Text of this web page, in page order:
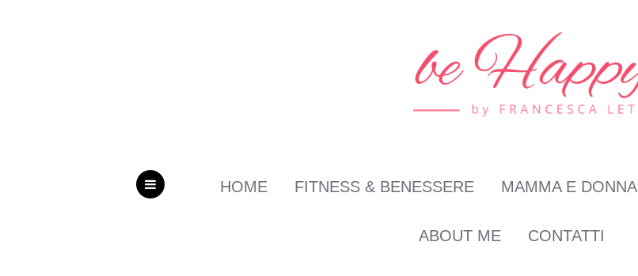
HOME FITNESS & BENESSERE MAMMA E DONNA
ABOUT ME
CONTATTI